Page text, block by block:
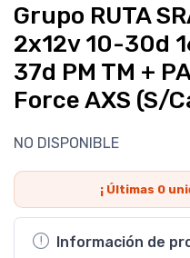
Grupo RUTA
2x12v 10-30d
37d PM TM +
Force AXS (S/
NO DISPONIBLE
¡ Últimas 0
Información de